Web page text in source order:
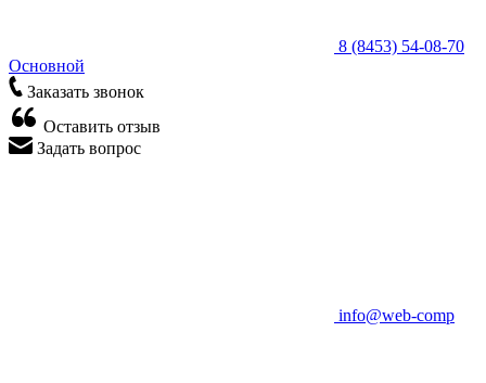
8 (8453) 54-08-70
Основной
Заказать звонок
Оставить отзыв
Задать вопрос
info@web-comp